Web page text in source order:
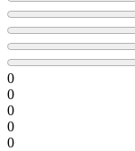
0
0
0
0
0